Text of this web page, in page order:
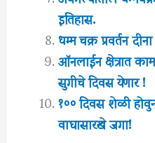
इतिहास.
धम्म चक्र प्रवर्तन
ऑनलाईन क्षेत्रात
सुगीचे दिवस येणार !
१०० दिवस शेळी
वाघासारखे जगा!